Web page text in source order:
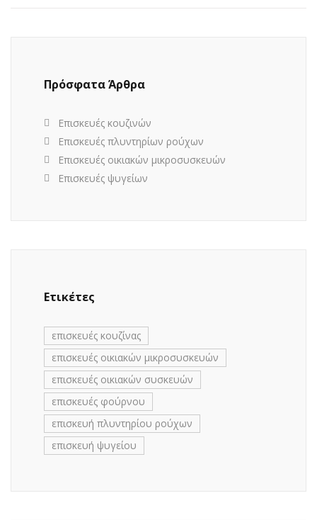
Πρόσφατα Άρθρα
Επισκευές κουζινών
Επισκευές πλυντηρίων ρούχων
Επισκευές οικιακών μικροσυσκευών
Επισκευές ψυγείων
Ετικέτες
επισκευές κουζίνας
επισκευές οικιακών μικροσυσκευών
επισκευές οικιακών συσκευών
επισκευές φούρνου
επισκευή πλυντηρίου ρούχων
επισκευή ψυγείου